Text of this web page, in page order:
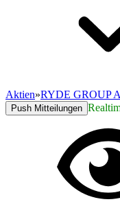
Aktien»RYDE GROUP
Push Mitteilungen